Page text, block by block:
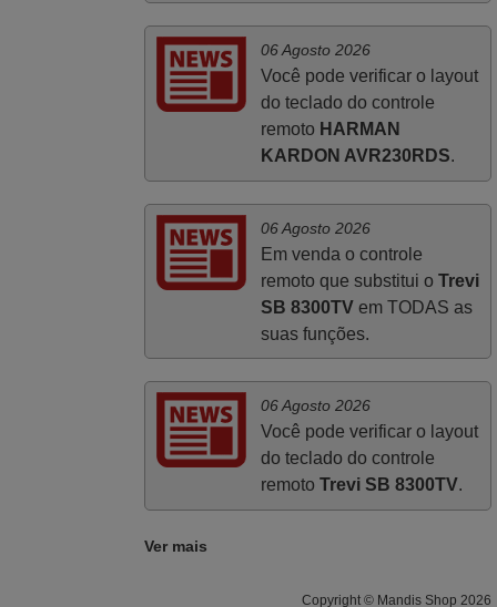
Novembro 2025
Muito atenciosos. Funciona na perfeição.
Manuela,
06 Agosto 2026
Você pode verificar o layout
do teclado do controle
remoto HARMAN
KARDON AVR230RDS.
06 Agosto 2026
Em venda o controle
remoto que substitui o Trevi
SB 8300TVem TODAS as
suas funções.
06 Agosto 2026
Você pode verificar o layout
do teclado do controle
remoto Trevi SB 8300TV.
Ver mais
Copyright © Mandis Shop 2026